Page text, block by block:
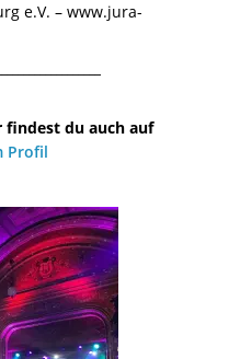
e.V. – www.jura-
findest du auch auf
Profil